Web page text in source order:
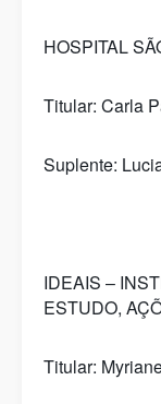
HOSPITAL
Titular: Carla
Suplente:
IDEAIS –
ESTUDO,
Titular: